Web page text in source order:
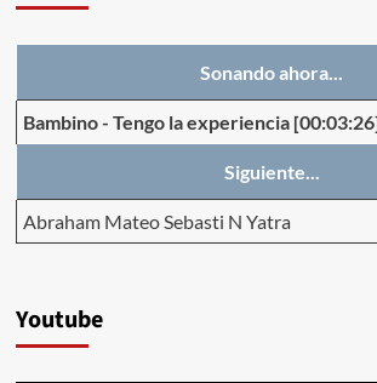
Sonando ahora...
Bambino- Tengo la experiencia
Siguiente...
Abraham Mateo Sebasti N Yatra
Youtube